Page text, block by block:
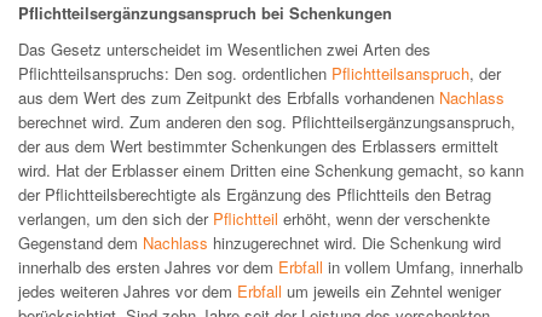
Pflichtteilsergänzungsanspruch bei Schenkungen
Das Gesetz unterscheidet im Wesentlichen zwei Arten des
Pflichtteilsanspruchs: Den sog. ordentlichen Pflichtteilsanspruch, der
aus dem Wert des zum Zeitpunkt des Erbfalls vorhandenen Nachlass
berechnet wird. Zum anderen den sog. Pflichtteilsergänzungsanspruch,
der aus dem Wert bestimmter Schenkungen des Erblassers ermittelt
wird. Hat der Erblasser einem Dritten eine Schenkung gemacht, so kann
der Pflichtteilsberechtigte als Ergänzung des Pflichtteils den Betrag
verlangen, um den sich der Pflichtteil erhöht, wenn der verschenkte
Gegenstand dem Nachlass hinzugerechnet wird. Die Schenkung wird
innerhalb des ersten Jahres vor dem Erbfall in vollem Umfang, innerhalb
jedes weiteren Jahres vor dem Erbfall um jeweils ein Zehntel weniger